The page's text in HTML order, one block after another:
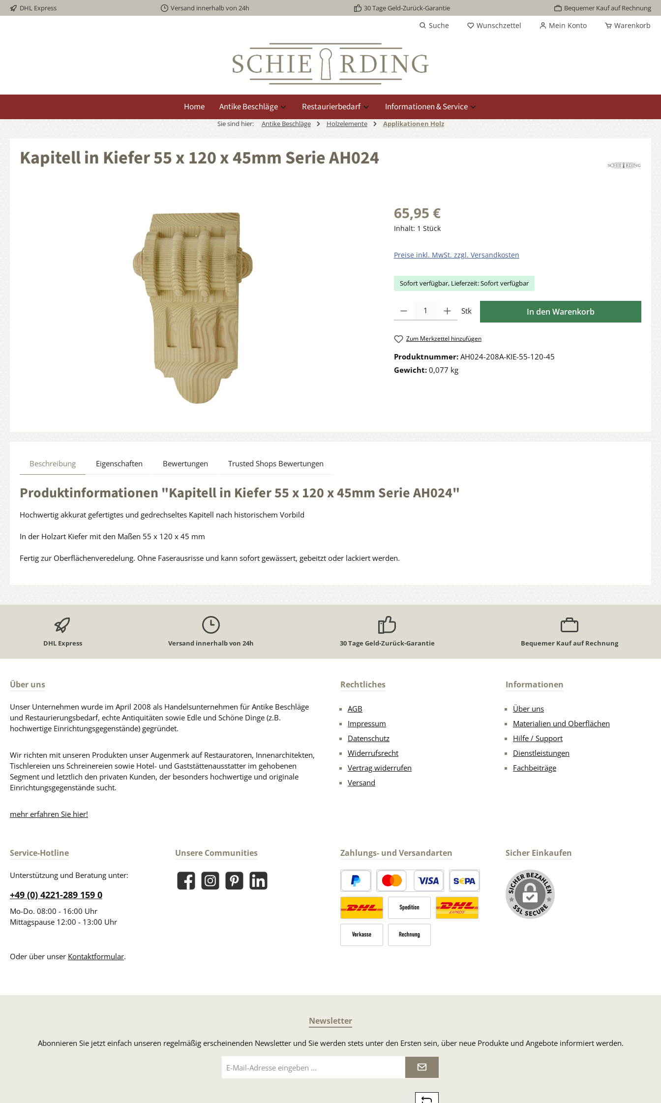
Zur Hauptnavigation springen
DHL Express Versand innerhalb von 24h 30 Tage Geld-Zurück-Garantie Bequemer Kauf auf Rechnung
Suche Wunschzettel Mein Konto Warenkorb
Home Antike Beschläge Restaurierbedarf Informationen & Service
Sie sind hier: Antike Beschläge Holzelemente Applikationen Holz
Kapitell in Kiefer 55 x 120 x 45mm Serie AH024
65,95 €
Inhalt: 1 Stück
Preise inkl. MwSt. zzgl. Versandkosten
Sofort verfügbar, Lieferzeit: Sofort verfügbar
Stk In den Warenkorb
Zum Merkzettel hinzufügen
Produktnummer: AH024-208A-KIE-55-120-45
Gewicht: 0,077 kg
Beschreibung Eigenschaften Bewertungen Trusted Shops Bewertungen
Produktinformationen "Kapitell in Kiefer 55 x 120 x 45mm Serie AH024"
Hochwertig akkurat gefertigtes und gedrechseltes Kapitell nach historischem Vorbild
In der Holzart Kiefer mit den Maßen 55 x 120 x 45 mm
Fertig zur Oberflächenveredelung. Ohne Faserausrisse und kann sofort gewässert, gebeitzt oder lackiert werden.
DHL Express Versand innerhalb von 24h 30 Tage Geld-Zurück-Garantie Bequemer Kauf auf Rechnung
Über uns
Unser Unternehmen wurde im April 2008 als Handelsunternehmen für Antike Beschläge
und Restaurierungsbedarf, echte Antiquitäten sowie Edle und Schöne Dinge (z.B.
hochwertige Einrichtungsgegenstände) gegründet.
Wir richten mit unseren Produkten unser Augenmerk auf Restauratoren, Innenarchitekten,
Tischlereien uns Schreinereien sowie Hotel- und Gaststättenausstatter im gehobenen
Segment und letztlich den privaten Kunden, der besonders hochwertige und originale
Einrichtungsgegenstände sucht.
mehr erfahren Sie hier!
Rechtliches
AGB
Impressum
Datenschutz
Widerrufsrecht
Vertrag widerrufen
Versand
Informationen
Über uns
Materialien und Oberflächen
Hilfe / Support
Dienstleistungen
Fachbeiträge
Service-Hotline
Unterstützung und Beratung unter:
+49 (0) 4221-289 159 0
Mo-Do. 08:00 - 16:00 Uhr
Mittagspause 12:00 - 13:00 Uhr
Oder über unser Kontaktformular.
Unsere Communities
FacebookInstagramPinterestLinkedIn
Zahlungs- und Versandarten
PayPal Kredit- oder DebitkarteSEPA Lastschrift
Versandkosten Deutschland normaler Versand Deutsche Post
Sperrgut
Sicher Einkaufen
Newsletter
Abonnieren Sie jetzt einfach unseren regelmäßig erscheinenden Newsletter und Sie werden stets unter den Ersten sein, über neue Produkte und Angebote informiert werden.
Mail-
Adresse